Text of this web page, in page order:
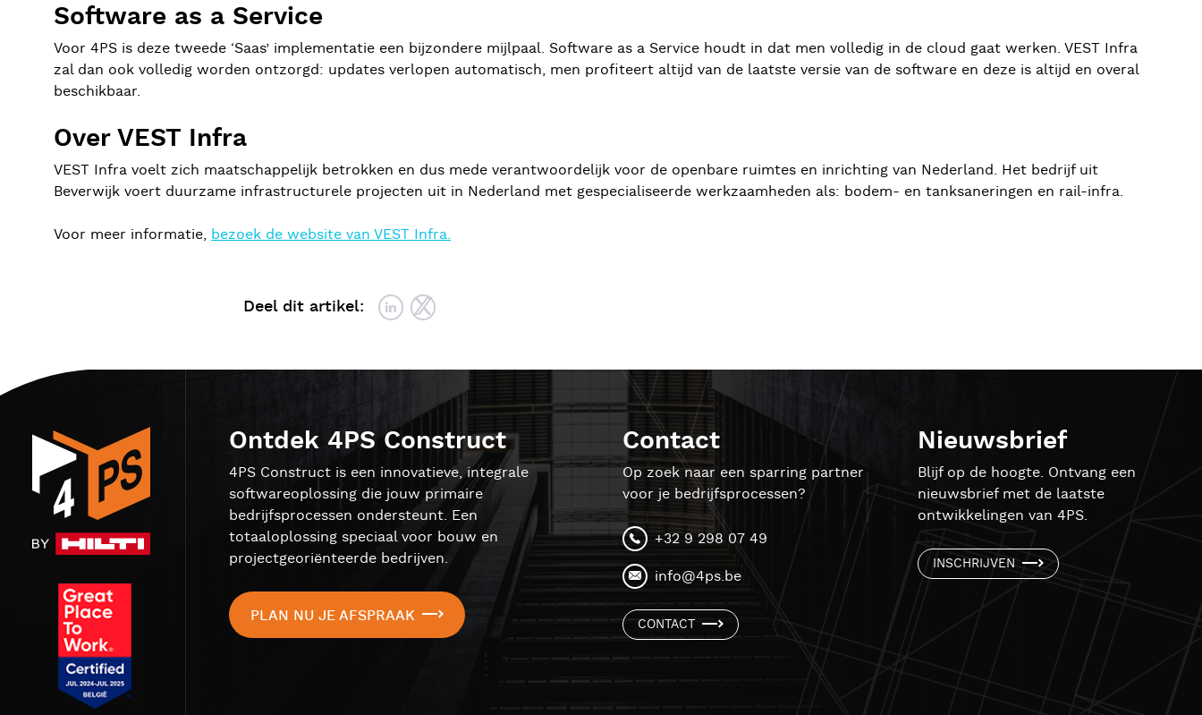
Software as a Service
Voor 4PS is deze tweede ‘Saas’ implementatie een bijzondere mijlpaal. Software as a Service houdt in dat men volledig in de cloud gaat werken. VEST Infra
zal dan ook volledig worden ontzorgd: updates verlopen automatisch, men profiteert altijd van de laatste versie van de software en deze is altijd en overal
beschikbaar.
Over VEST Infra
VEST Infra voelt zich maatschappelijk betrokken en dus mede verantwoordelijk voor de openbare ruimtes en inrichting van Nederland. Het bedrijf uit
Beverwijk voert duurzame infrastructurele projecten uit in Nederland met gespecialiseerde werkzaamheden als: bodem- en tanksaneringen en rail-infra.
Voor meer informatie, bezoek de website van VEST Infra.
Deel dit artikel:
Ontdek 4PS Construct
4PS Construct is een innovatieve, integrale
softwareoplossing die jouw primaire
bedrijfsprocessen ondersteunt. Een
totaaloplossing speciaal voor bouw en
projectgeoriënteerde bedrijven.
PLAN NU JE AFSPRAAK
Contact
Op zoek naar een sparring partner
voor je bedrijfsprocessen?
+32 9 298 07 49
info@4ps.be
CONTACT
Nieuwsbrief
Blijf op de hoogte. Ontvang een
nieuwsbrief met de laatste
ontwikkelingen van 4PS.
INSCHRIJVEN